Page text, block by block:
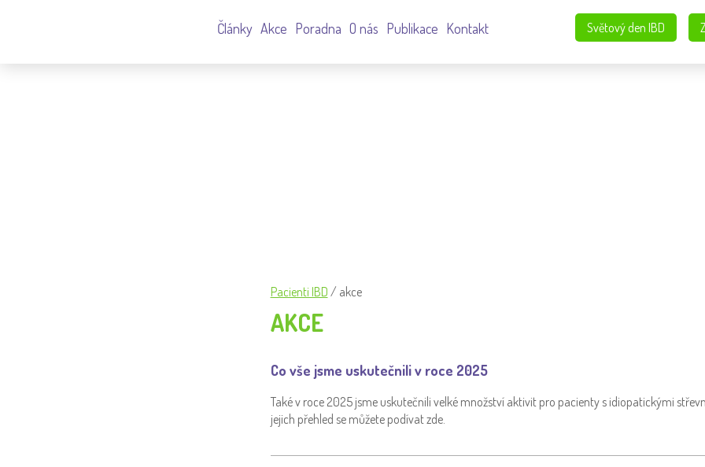
Světový den IBD
Články Akce Poradna O nás Publikace Kontakt
Pacienti IBD / akce
AKCE
Co vše jsme uskutečnili v roce 2025
Také v roce 2025 jsme uskutečnili velké množství aktivit pro pacienty s idiopatickými
jejich přehled se můžete podívat zde.